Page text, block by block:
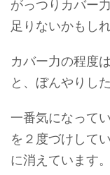
がっつりカバー
足りないかもし
カバー力の程度
と、ぼんやりし
一番気になって
を２度づけして
に消えています。